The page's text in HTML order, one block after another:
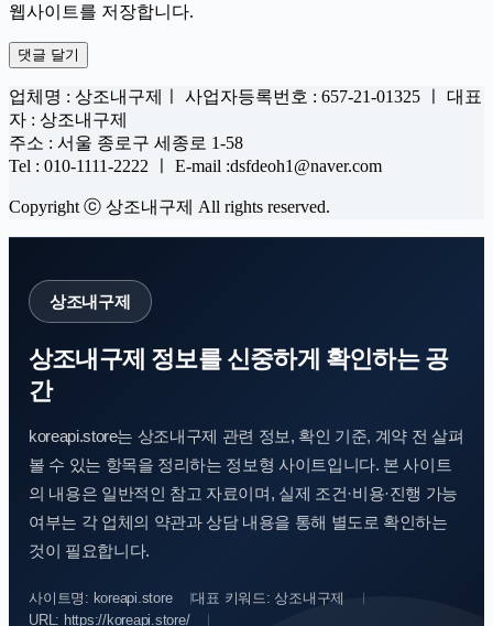
웹사이트를 저장합니다.
댓글 달기
업체명 : 상조내구제ㅣ 사업자등록번호 : 657-21-01325 ㅣ 대표
자 : 상조내구제
주소 : 서울 종로구 세종로 1-58
Tel : 010-1111-2222 ㅣ E-mail :dsfdeoh1@naver.com
Copyright ⓒ 상조내구제 All rights reserved.
상조내구제
상조내구제 정보를 신중하게 확인하는 공
간
koreapi.store는 상조내구제 관련 정보, 확인 기준, 계약 전 살펴
볼 수 있는 항목을 정리하는 정보형 사이트입니다. 본 사이트
의 내용은 일반적인 참고 자료이며, 실제 조건·비용·진행 가능
여부는 각 업체의 약관과 상담 내용을 통해 별도로 확인하는
것이 필요합니다.
사이트명: koreapi.store
대표 키워드: 상조내구제
URL: https://koreapi.store/